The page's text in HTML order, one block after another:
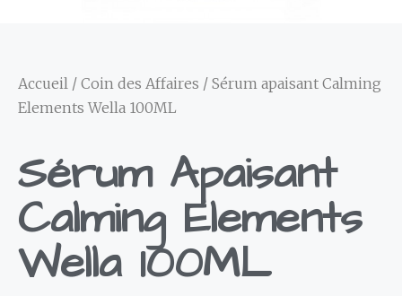
Accueil / Coin des Affaires / Sérum apaisant Calming
Elements Wella 100ML
Sérum Apaisant
Calming Elements
Wella 100ML